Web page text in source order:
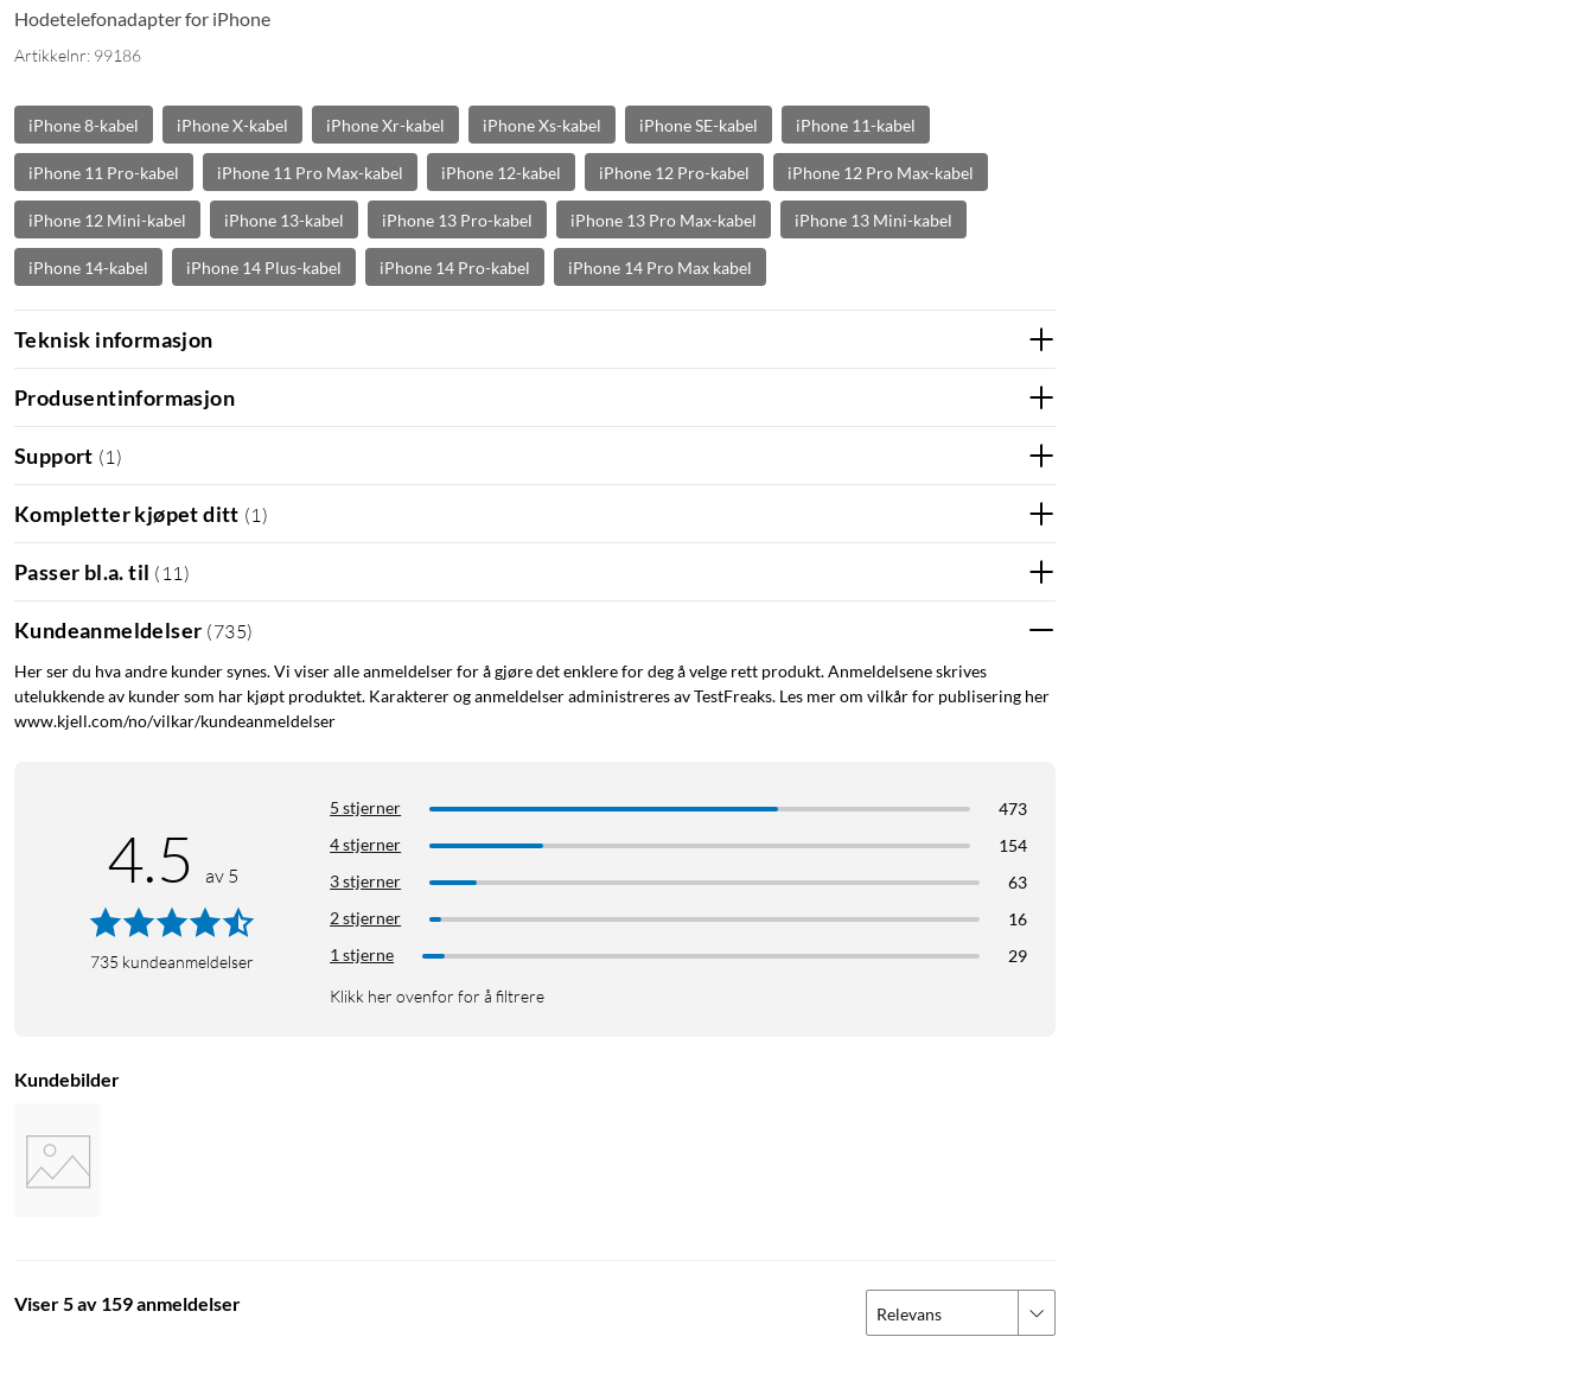
Hodetelefonadapter for iPhone
Artikkelnr: 99186
iPhone 8-kabel iPhone X-kabel iPhone Xr-kabel iPhone Xs-kabel iPhone SE-kabel iPhone 11-kabel
iPhone 11 Pro-kabel iPhone 11 Pro Max-kabel iPhone 12-kabel iPhone 12 Pro-kabel iPhone 12 Pro Max-kabel
iPhone 12 Mini-kabel iPhone 13-kabel iPhone 13 Pro-kabel iPhone 13 Pro Max-kabel iPhone 13 Mini-kabel
iPhone 14-kabel iPhone 14 Plus-kabel iPhone 14 Pro-kabel iPhone 14 Pro Max kabel
Teknisk informasjon
Produsentinformasjon
Support (1 )
Kompletter kjøpet ditt (1 )
Passer bl.a. til ( 11 )
Kundeanmeldelser (735)
Her ser du hva andre kunder synes. Vi viser alle anmeldelser for å gjøre det enklere for deg å velge rett produkt. Anmeldelsene skrives
utelukkende av kunder som har kjøpt produktet. Karakterer og anmeldelser administreres av TestFreaks. Les mer om vilkår for publisering her
www.kjell.com/no/vilkar/kundeanmeldelser
4.5 av 5
735 kundeanmeldelser
5 stjerner
473
4 stjerner
154
3 stjerner
63
2 stjerner
16
1 stjerne
29
Klikk her ovenfor for å filtrere
Kundebilder
Viser 5 av 159 anmeldelser Relevans